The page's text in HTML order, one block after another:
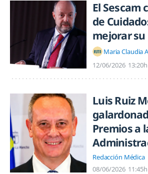
El Sescam
de
mejorar
Maria Claudia
12/06/2026 13:20h
Luis Ruiz
Premios a
Redacción Médica
08/06/2026 11:45h